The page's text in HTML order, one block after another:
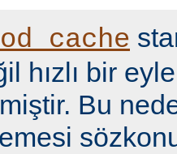
hızlı bir
Bu